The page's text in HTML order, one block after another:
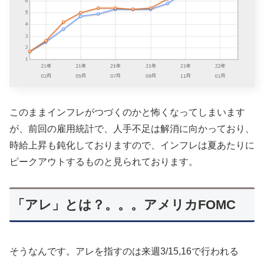
このままインフレがつづくのかと怖くなってしまいます
が、前回の雇用統計で、人手不足は解消に向かっており、
時給上昇も鈍化しておりますので、インフレは夏あたりに
ピークアウトするものと見られております。
「アレ」とは？。。。アメリカFOMC
そうなんです。アレを指すのは来週3/15,16で行われる